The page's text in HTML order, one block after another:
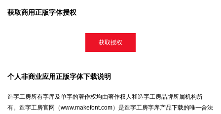
获取商用正版字体授权
获取授权
个人非商业应用正版字体下载说明
造字工房所有字库及单字的著作权均由著作权人和造字工房品牌所属机构所
有。造字工房官网（www.makefont.com）是造字工房字库产品下载的唯一合法